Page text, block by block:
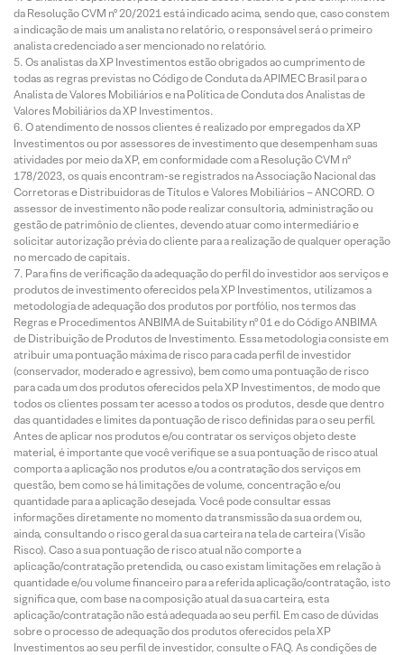
da Resolução CVM nº 20/2021 está indicado acima, sendo que, caso constem
a indicação de mais um analista no relatório, o responsável será o primeiro
analista credenciado a ser mencionado no relatório.
Os analistas da XP Investimentos estão obrigados ao cumprimento de
todas as regras previstas no Código de Conduta da APIMEC Brasil para o
Analista de Valores Mobiliários e na Política de Conduta dos Analistas de
Valores Mobiliários da XP Investimentos.
O atendimento de nossos clientes é realizado por empregados da XP
Investimentos ou por assessores de investimento que desempenham suas
atividades por meio da XP, em conformidade com a Resolução CVM nº
178/2023, os quais encontram-se registrados na Associação Nacional das
Corretoras e Distribuidoras de Títulos e Valores Mobiliários – ANCORD. O
assessor de investimento não pode realizar consultoria, administração ou
gestão de patrimônio de clientes, devendo atuar como intermediário e
solicitar autorização prévia do cliente para a realização de qualquer operação
no mercado de capitais.
Para fins de verificação da adequação do perfil do investidor aos serviços e
produtos de investimento oferecidos pela XP Investimentos, utilizamos a
metodologia de adequação dos produtos por portfólio, nos termos das
Regras e Procedimentos ANBIMA de Suitability nº 01 e do Código ANBIMA
de Distribuição de Produtos de Investimento. Essa metodologia consiste em
atribuir uma pontuação máxima de risco para cada perfil de investidor
(conservador, moderado e agressivo), bem como uma pontuação de risco
para cada um dos produtos oferecidos pela XP Investimentos, de modo que
todos os clientes possam ter acesso a todos os produtos, desde que dentro
das quantidades e limites da pontuação de risco definidas para o seu perfil.
Antes de aplicar nos produtos e/ou contratar os serviços objeto deste
material, é importante que você verifique se a sua pontuação de risco atual
comporta a aplicação nos produtos e/ou a contratação dos serviços em
questão, bem como se há limitações de volume, concentração e/ou
quantidade para a aplicação desejada. Você pode consultar essas
informações diretamente no momento da transmissão da sua ordem ou,
ainda, consultando o risco geral da sua carteira na tela de carteira (Visão
Risco). Caso a sua pontuação de risco atual não comporte a
aplicação/contratação pretendida, ou caso existam limitações em relação à
quantidade e/ou volume financeiro para a referida aplicação/contratação, isto
significa que, com base na composição atual da sua carteira, esta
aplicação/contratação não está adequada ao seu perfil. Em caso de dúvidas
sobre o processo de adequação dos produtos oferecidos pela XP
Investimentos ao seu perfil de investidor, consulte o FAQ. As condições de